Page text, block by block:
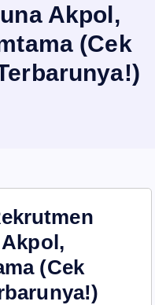
Akpol,
(Cek
(Cek